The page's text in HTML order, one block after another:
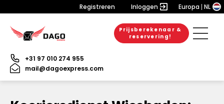
Registreren Inloggen Europa NL
Prijsberekenaar &
reservering!
+31 97 010 274 955
mail@dagoexpress.com